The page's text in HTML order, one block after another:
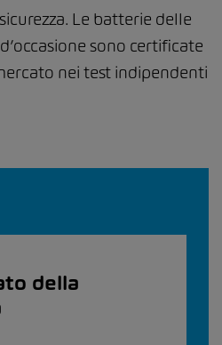
Le batterie delle
sono certificate
nei test indipendenti
della